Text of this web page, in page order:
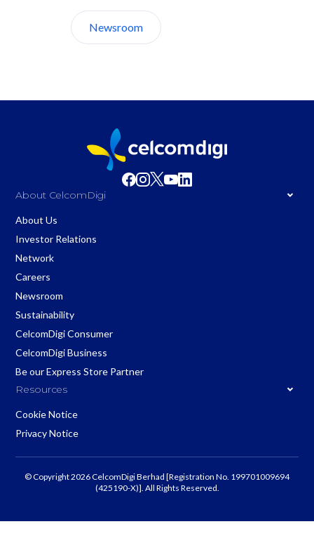
Newsroom
About CelcomDigi
About Us
Investor Relations
Network
Careers
Newsroom
Sustainability
CelcomDigi Consumer
CelcomDigi Business
Be our Express Store Partner
Resources
Cookie Notice
Privacy Notice
© Copyright 2026 CelcomDigi Berhad [Registration No. 199701009694
(425190-X)]. All Rights Reserved.